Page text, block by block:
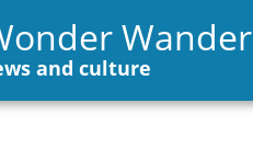
Wander
and culture